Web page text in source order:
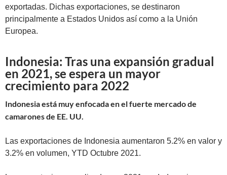
exportadas. Dichas exportaciones, se destinaron
principalmente a Estados Unidos así como a la Unión
Europea.
Indonesia: Tras una expansión gradual
en 2021, se espera un mayor
crecimiento para 2022
Indonesia está muy enfocada en el fuerte mercado de
camarones de EE. UU.
Las exportaciones de Indonesia aumentaron 5.2% en valor y
3.2% en volumen, YTD Octubre 2021.